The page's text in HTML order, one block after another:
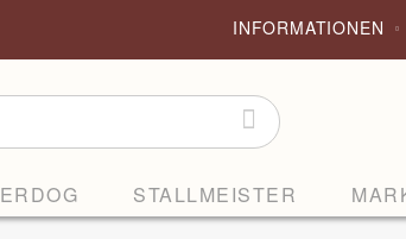
INFORMATIONEN
STALLMEISTER